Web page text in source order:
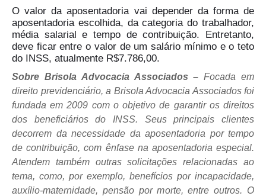
O valor da aposentadoria vai depender da forma de
aposentadoria escolhida, da categoria do trabalhador,
média salarial e tempo de contribuição. Entretanto,
deve ficar entre o valor de um salário mínimo e o teto
do INSS, atualmente R$7.786,00.
Sobre Brisola Advocacia Associados –Focada em
direito previdenciário, a Brisola Advocacia Associados foi
fundada em 2009 com o objetivo de garantir os direitos
dos beneficiários do INSS. Seus principais clientes
decorrem da necessidade da aposentadoria por tempo
de contribuição, com ênfase na aposentadoria especial.
Atendem também outras solicitações relacionadas ao
tema, como, por exemplo, benefícios por incapacidade,
auxílio-maternidade, pensão por morte, entre outros. O